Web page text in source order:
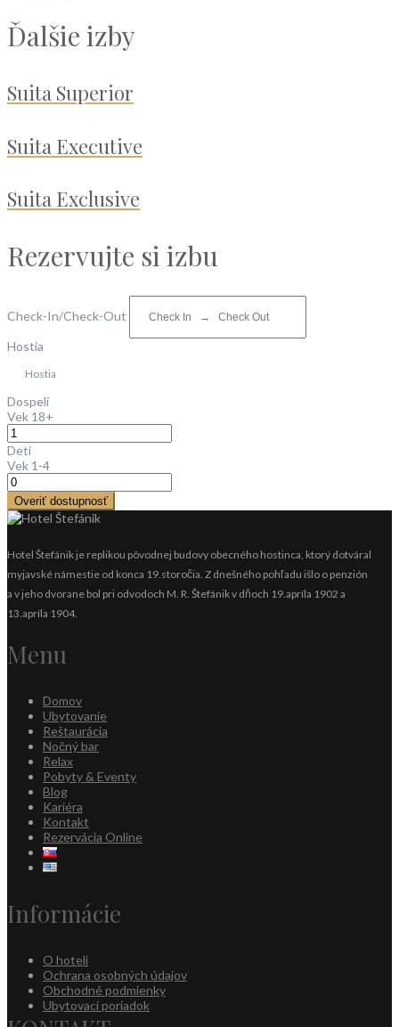
Ďalšie izby
Suita Superior
Suita Executive
Suita Exclusive
Rezervujte si izbu
Check-In/Check-Out
Hostia
Hostia
Dospelí
Vek 18+
Deti
Vek 1-4
Overiť dostupnosť
Hotel Štefánik je replikou pôvodnej budovy obecného hostinca, ktorý dotváral
myjavské námestie od konca 19.storočia. Z dnešného pohľadu išlo o penzión
a v jeho dvorane bol pri odvodoch M. R. Štefánik v dňoch 19.apríla 1902 a
13.apríla 1904.
Menu
Domov
Ubytovanie
Reštaurácia
Nočný bar
Relax
Pobyty & Eventy
Blog
Kariéra
Kontakt
Rezervácia Online
Informácie
O hoteli
Ochrana osobných údajov
Obchodné podmienky
Ubytovací poriadok